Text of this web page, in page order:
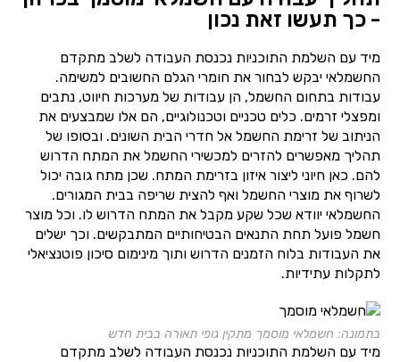
- כך תעשו זאת נכון
מיד עם השלמת התוכניות נכנסת העבודה לשלב מתקדם
החשמלאי יבקש לבחור את חומרי הגלם החשובים למשימה.
עבודות בתחום החשמל, הן עבודות של מערכות חיווט, נתבים
ומפצלי זרמים. כלים טכניים וטכנולוגיים, הם אלו שמבצעים את
הניתוב של זרימת החשמל אל חדרי הבית השונים. ובסופו של
תהליך מאפשרים להזרים למכשירי החשמל את המתח הדרוש
להם. כאן חיוני ליצור איזון בזרימת המתח. שכן מתח גובה יכול
לשרוף את מוצרי החשמל ואף להצית שריפה בבית המגורים.
החשמלאי יוודא שכל שקע מקבל את המתח הדרוש לו. וכל מוצר
חשמל פועל תחת התנאים הבטיחותיים המתבקשים. וכך ישלים
את העבודות בלוח הזמנים הדרוש ותוך מינימום סיכון פוטנציאלי
לתקלות עתידיות.
בתמונה: חשמלאי מוסמך מתקין גופי תאורה בבית חדש
מיד עם השלמת התוכניות נכנסת העבודה לשלב מתקדם